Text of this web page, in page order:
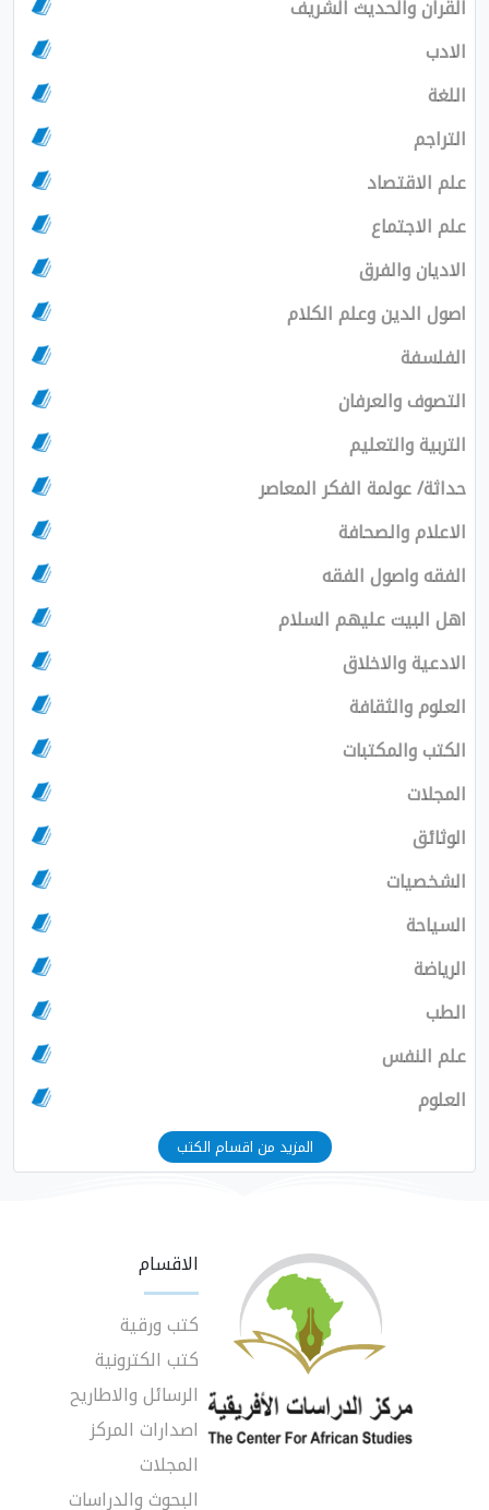
القران والحديث الشريف
الادب
اللغة
التراجم
علم الاقتصاد
علم الاجتماع
الاديان والفرق
اصول الدين وعلم الكلام
الفلسفة
التصوف والعرفان
التربية والتعليم
حداثة/ عولمة الفكر المعاصر
الاعلام والصحافة
الفقه واصول الفقه
اهل البيت عليهم السلام
الادعية والاخلاق
العلوم والثقافة
الكتب والمكتبات
المجلات
الوثائق
الشخصيات
السياحة
الرياضة
الطب
علم النفس
العلوم
المزيد من اقسام الكتب
الاقسام
كتب ورقية
كتب الكترونية
الرسائل والاطاريح
اصدارات المركز
المجلات
البحوث والدراسات